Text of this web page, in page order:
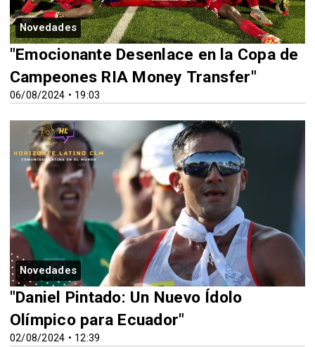
Novedades
06/08/2024 • 19:03
"Emocionante Desenlace en la Copa de
Campeones RIA Money Transfer"
Novedades
02/08/2024 • 12:39
"Daniel Pintado: Un Nuevo Ídolo
Olímpico para Ecuador"